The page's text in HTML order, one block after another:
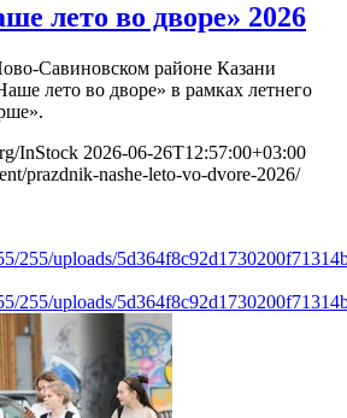
лето во дворе» 2026
Савиновском районе Казани
лето во дворе» в рамках летнего
InStock 2026-06-26T12:57:00+03:00
prazdnik-nashe-leto-vo-dvore-2026/
255/uploads/
255/uploads/